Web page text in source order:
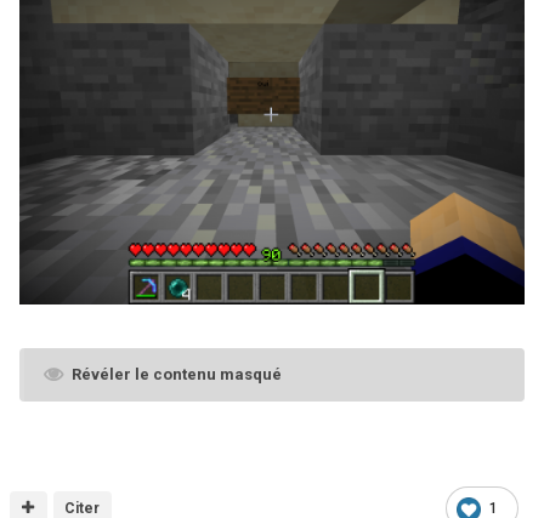
Révéler le contenu masqué
1
Citer